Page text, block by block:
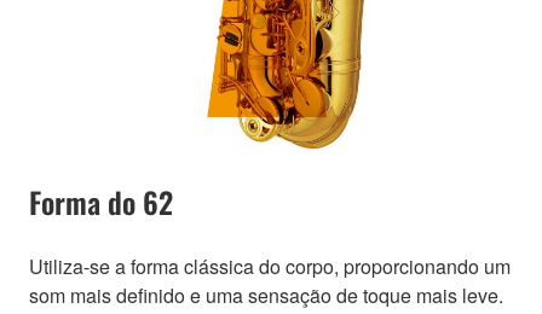
Forma do 62
Utiliza-se a forma clássica do corpo, proporcionando um
som mais definido e uma sensação de toque mais leve.